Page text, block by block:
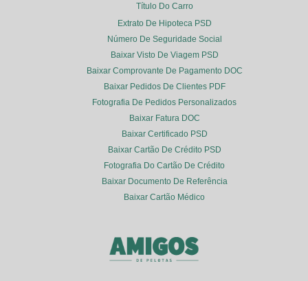
Título Do Carro
Extrato De Hipoteca PSD
Número De Seguridade Social
Baixar Visto De Viagem PSD
Baixar Comprovante De Pagamento DOC
Baixar Pedidos De Clientes PDF
Fotografia De Pedidos Personalizados
Baixar Fatura DOC
Baixar Certificado PSD
Baixar Cartão De Crédito PSD
Fotografia Do Cartão De Crédito
Baixar Documento De Referência
Baixar Cartão Médico